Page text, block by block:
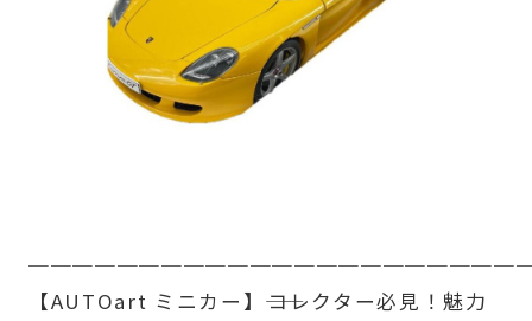
【AUTOart ミニカー】――コレクター必見！魅力